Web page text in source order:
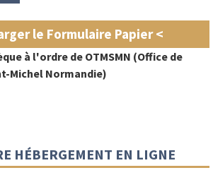
le Formulaire Papier <
à l'ordre de OTMSMN (Office de
Michel Normandie)
HÉBERGEMENT EN LIGNE